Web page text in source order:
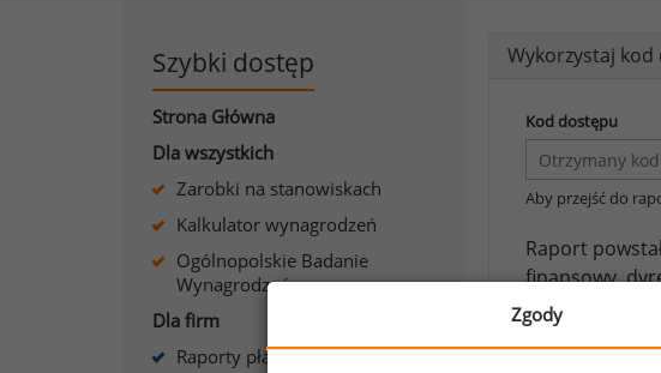
Szybki dostęp
Strona Główna
Dla wszystkich
Zarobki na stanowiskach
Kalkulator wynagrodzeń
Ogólnopolskie Badanie
Wynagrodzeń
Dla firm
Raporty płacowe dla firm
Wykorzystaj
Kod dostępu
Aby przejść do
Raport
finansowy,
controllingu.
Jeżeli
Zgody